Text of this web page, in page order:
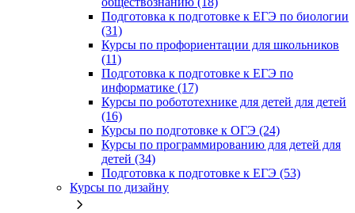
Подготовка к подготовке к ЕГЭ по биологии
(31)
Курсы по профориентации для школьников
(11)
Подготовка к подготовке к ЕГЭ по
информатике (17)
Курсы по робототехнике для детей для детей
(16)
Курсы по подготовке к ОГЭ (24)
Курсы по программированию для детей для
детей (34)
Подготовка к подготовке к ЕГЭ (53)
Курсы по дизайну